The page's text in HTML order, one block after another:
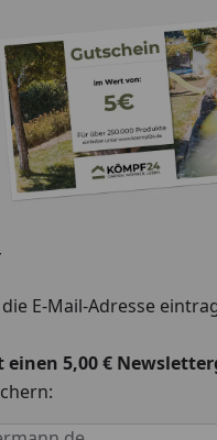
E-Mail-Adresse
einen 5,00 €
erforderlich